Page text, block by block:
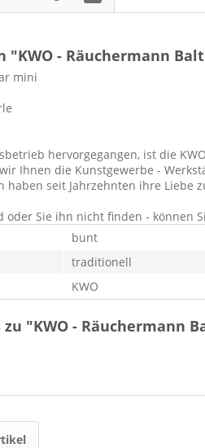
- Räuchermann
mini
hervorgegangen, ist die
Ihnen die Kunstgewerbe -
seit Jahrzehnten ihre Liebe
oder Sie ihn nicht finden - können
bunt
traditionell
KWO
"KWO - Räuchermann